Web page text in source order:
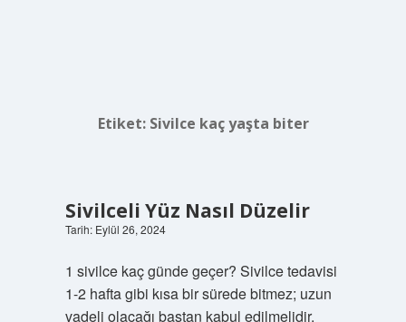
Etiket: Sivilce kaç yaşta biter
Sivilceli Yüz Nasıl Düzelir
Tarih: Eylül 26, 2024
1 sivilce kaç günde geçer? Sivilce tedavisi
1-2 hafta gibi kısa bir sürede bitmez; uzun
vadeli olacağı baştan kabul edilmelidir.